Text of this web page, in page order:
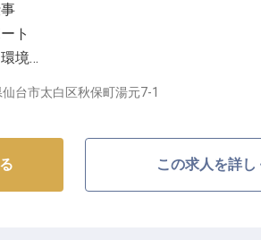
ト
境
添い、心温まるおもてなしを大切に
台市太白区秋保町湯元7-1
この求人を詳し